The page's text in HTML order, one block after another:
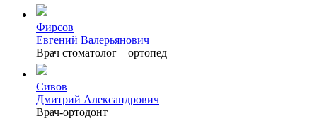
Фирсов
Евгений Валерьянович
Врач стоматолог – ортопед
Сивов
Дмитрий Александрович
Врач-ортодонт